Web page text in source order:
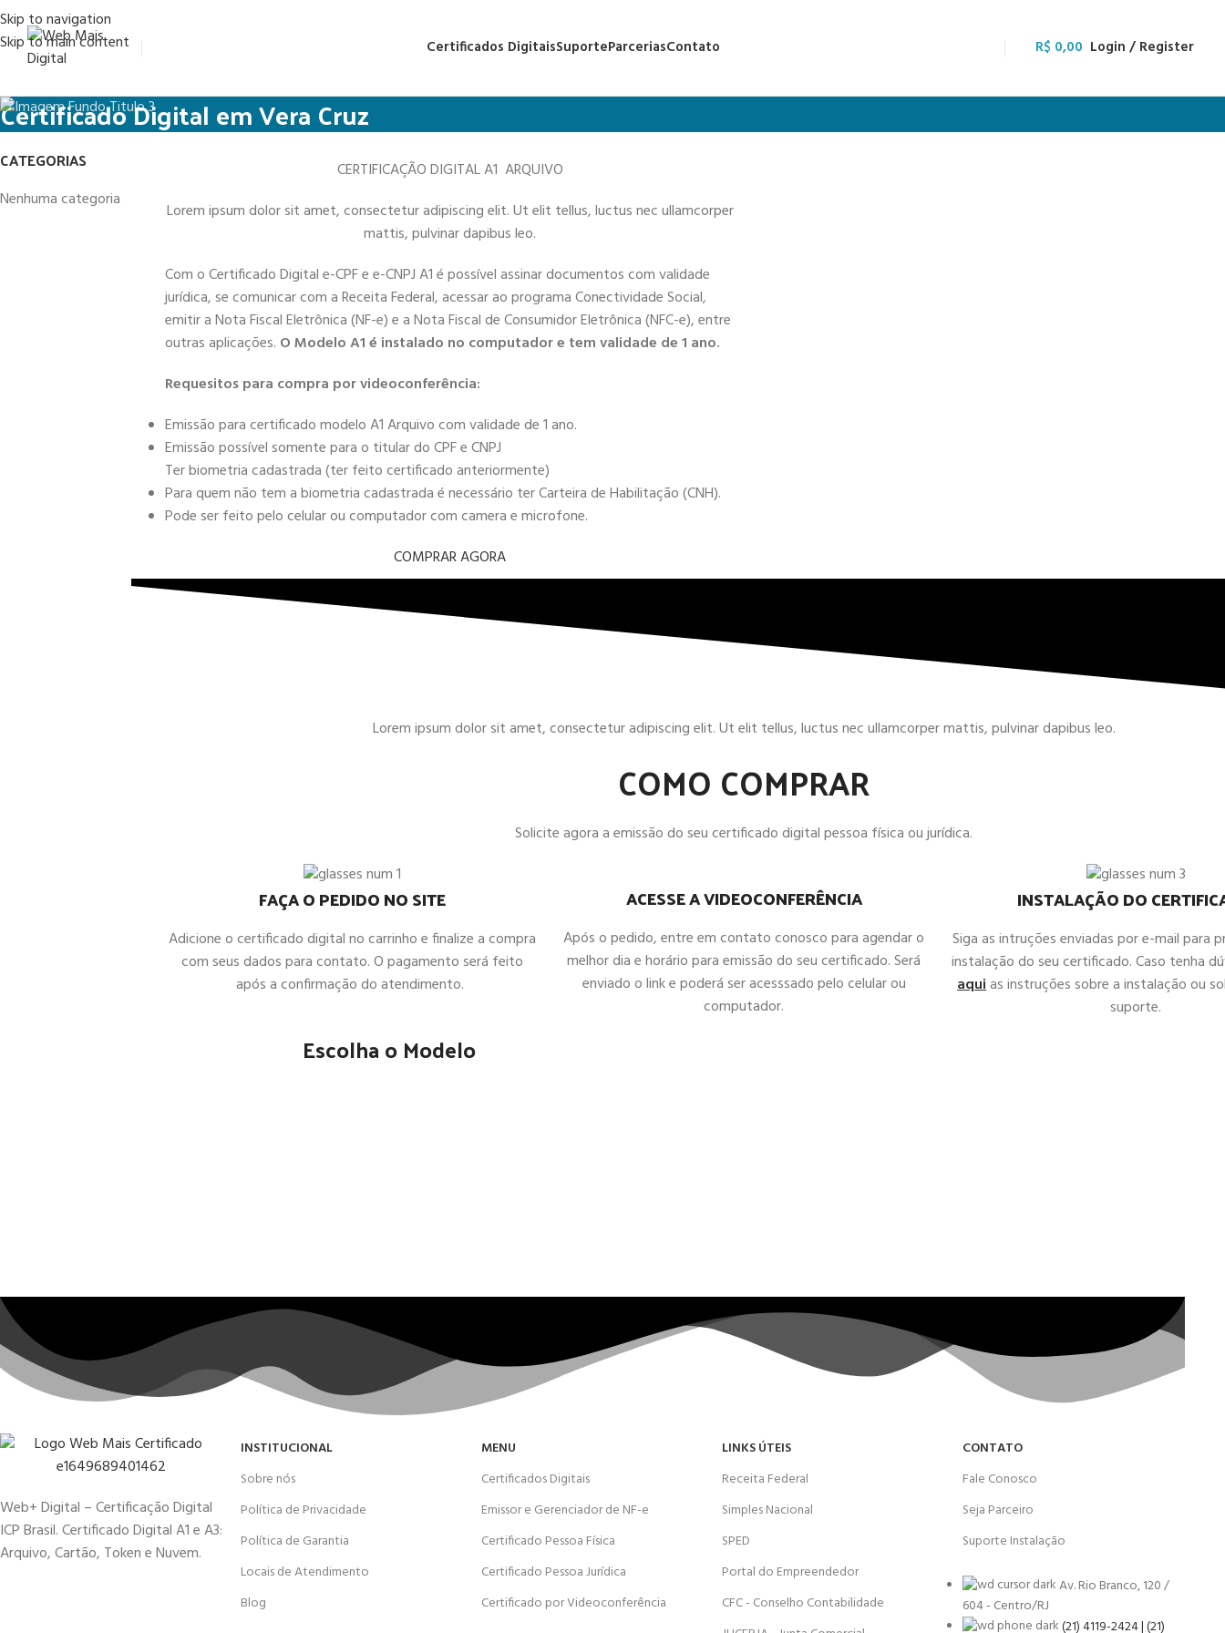
Skip to navigation
Skip to main content
Certificados DigitaisSuporteParceriasContato R$ 0,00 Login / Register
Certificado Digital em Vera Cruz
CATEGORIAS
Nenhuma categoria
CERTIFICAÇÃO DIGITAL A1 ARQUIVO
Lorem ipsum dolor sit amet, consectetur adipiscing elit. Ut elit tellus, luctus nec ullamcorper
mattis, pulvinar dapibus leo.
Com o Certificado Digital e-CPF e e-CNPJ A1 é possível assinar documentos com validade
jurídica, se comunicar com a Receita Federal, acessar ao programa Conectividade Social,
emitir a Nota Fiscal Eletrônica (NF-e) e a Nota Fiscal de Consumidor Eletrônica (NFC-e), entre
outras aplicações. O Modelo A1 é instalado no computador e tem validade de 1 ano.
Requesitos para compra por videoconferência:
Emissão para certificado modelo A1 Arquivo com validade de 1 ano.
Emissão possível somente para o titular do CPF e CNPJ
Ter biometria cadastrada (ter feito certificado anteriormente)
Para quem não tem a biometria cadastrada é necessário ter Carteira de Habilitação (CNH).
Pode ser feito pelo celular ou computador com camera e microfone.
COMPRAR AGORA
Lorem ipsum dolor sit amet, consectetur adipiscing elit. Ut elit tellus, luctus nec ullamcorper mattis, pulvinar dapibus leo.
COMO COMPRAR
Solicite agora a emissão do seu certificado digital pessoa física ou jurídica.
FAÇA O PEDIDO NO SITE
Adicione o certificado digital no carrinho e finalize a compra
com seus dados para contato. O pagamento será feito
após a confirmação do atendimento.
ACESSE A VIDEOCONFERÊNCIA
Após o pedido, entre em contato conosco para agendar o
melhor dia e horário para emissão do seu certificado. Será
enviado o link e poderá ser acesssado pelo celular ou
computador.
INSTALAÇÃO DO
Siga as intruções enviadas por e-mail para
instalação do seu certificado. Caso tenha
aquias instruções sobre a instalação ou
suporte.
Escolha o Modelo
Web+ Digital – Certificação Digital
ICP Brasil. Certificado Digital A1 e A3:
Arquivo, Cartão, Token e Nuvem.
INSTITUCIONAL
Sobre nós
Política de Privacidade
Política de Garantia
Locais de Atendimento
Blog
MENU
Certificados Digitais
Emissor e Gerenciador de NF-e
Certificado Pessoa Física
Certificado Pessoa Jurídica
Certificado por Videoconferência
LINKS ÚTEIS
Receita Federal
Simples Nacional
SPED
Portal do Empreendedor
CFC - Conselho Contabilidade
CONTATO
Fale Conosco
Seja Parceiro
Suporte Instalação
Av. Rio Branco, 120 /
604 - Centro/RJ
(21) 4119-2424 | (21)